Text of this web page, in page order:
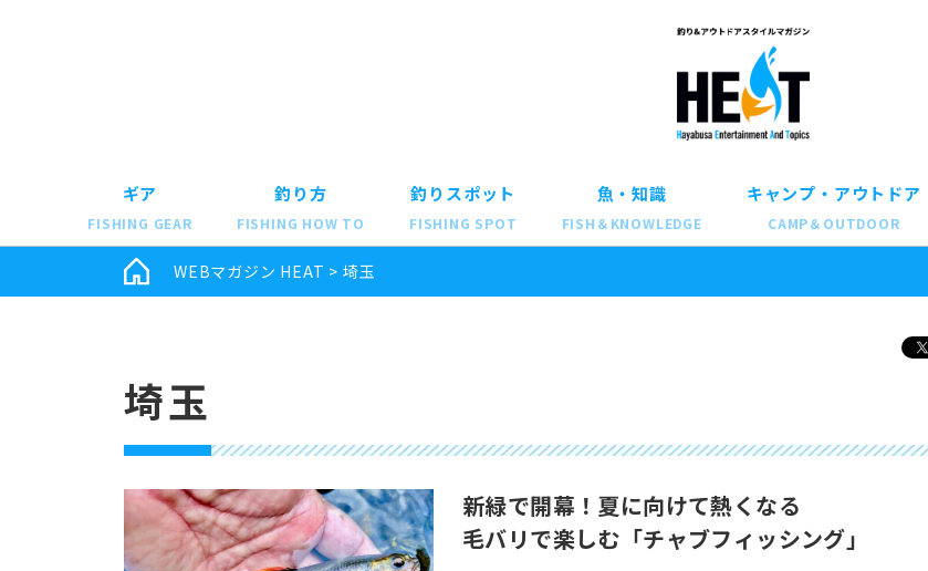
ギア
FISHING GEAR
釣り方
FISHING HOW TO
釣りスポット
FISHING SPOT
魚・知識
FISH＆KNOWLEDGE
キャンプ・アウトドア
CAMP＆OUTDOOR
WEBマガジン HEAT >埼玉
埼玉
新緑で開幕！夏に向けて熱くなる
毛バリで楽しむ「チャブフィッシング」